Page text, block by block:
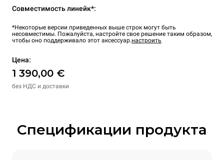
Совместимость линейк*:
*Некоторые версии приведенных выше строк могут быть
несовместимы. Пожалуйста, настройте свое решение таким образом,
чтобы оно поддерживало этот аксессуар.настроить
Цена:
1 390,00 €
без НДС и доставки
Спецификации продукта